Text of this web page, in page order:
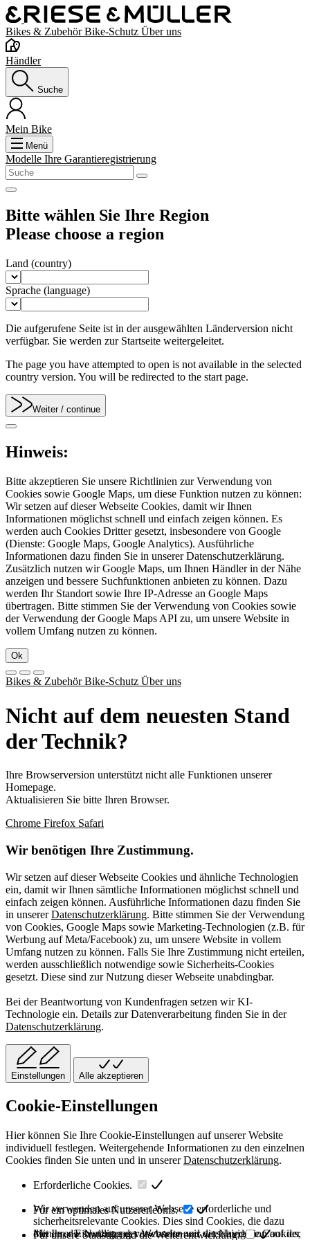
Bikes & ZubehörBike-Schutz Über uns
Händler
Suche
Mein Bike
Menü
Modelle Ihre Garantieregistrierung
Bitte wählen Sie Ihre Region
Please choose a region
Land (country)
Sprache (language)
Die aufgerufene Seite ist in der ausgewählten Länderversion nicht
verfügbar. Sie werden zur Startseite weitergeleitet.
The page you have attempted to open is not available in the selected
country version. You will be redirected to the start page.
Weiter / continue
Hinweis:
Bitte akzeptieren Sie unsere Richtlinien zur Verwendung von
Cookies sowie Google Maps, um diese Funktion nutzen zu können:
Wir setzen auf dieser Webseite Cookies, damit wir Ihnen
Informationen möglichst schnell und einfach zeigen können. Es
werden auch Cookies Dritter gesetzt, insbesondere von Google
(Dienste: Google Maps, Google Analytics). Ausführliche
Informationen dazu finden Sie in unserer Datenschutzerklärung.
Zusätzlich nutzen wir Google Maps, um Ihnen Händler in der Nähe
anzeigen und bessere Suchfunktionen anbieten zu können. Dazu
werden Ihr Standort sowie Ihre IP-Adresse an Google Maps
übertragen. Bitte stimmen Sie der Verwendung von Cookies sowie
der Verwendung der Google Maps API zu, um unsere Website in
vollem Umfang nutzen zu können.
Ok
Bikes & ZubehörBike-Schutz Über uns
Nicht auf dem neuesten Stand
der Technik?
Ihre Browserversion unterstützt nicht alle Funktionen unserer
Homepage.
Aktualisieren Sie bitte Ihren Browser.
Chrome Firefox Safari
Wir benötigen Ihre Zustimmung.
Wir setzen auf dieser Webseite Cookies und ähnliche Technologien
ein, damit wir Ihnen sämtliche Informationen möglichst schnell und
einfach zeigen können. Ausführliche Informationen dazu finden Sie
in unsererDatenschutzerklärung. Bitte stimmen Sie der Verwendung
von Cookies, Google Maps sowie Marketing-Technologien (z.B. für
Werbung auf Meta/Facebook) zu, um unsere Website in vollem
Umfang nutzen zu können. Falls Sie Ihre Zustimmung nicht erteilen,
werden ausschließlich notwendige sowie Sicherheits-Cookies
gesetzt. Diese sind zur Nutzung dieser Webseite unabdingbar.
Bei der Beantwortung von Kundenfragen setzen wir KI-
Technologie ein. Details zur Datenverarbeitung finden Sie in der
Datenschutzerklärung.
Einstellungen Alle akzeptieren
Cookie-Einstellungen
Hier können Sie Ihre Cookie-Einstellungen auf unserer Website
individuell festlegen. Weitergehende Informationen zu den einzelnen
Cookies finden Sie unten und in unsererDatenschutzerklärung.
Erforderliche Cookies.
Wir verwenden auf unserer Webseite erforderliche und
sicherheitsrelevante Cookies. Dies sind Cookies, die dazu
dienen, die Nutzung der Webseite und die Navigation auf der
Für ein optimales Nutzererlebnis.
Mit Ihrer Einwilligung verwenden wir verschiedene Cookies,
Für unsere Statistik und die Weiterentwicklung.